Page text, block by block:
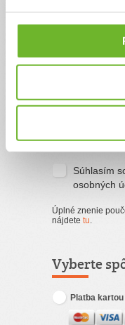
Súhlasím s
Súhlasím
Súhlasím
osobných
Úplné znenie
nájdete tu.
Vyberte
Platba kartou